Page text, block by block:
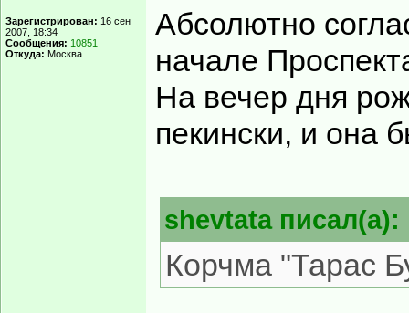
Зарегистрирован: 16 сен
2007, 18:34
Сообщения: 10851
Откуда: Москва
Абсолютно
начале
На вечер дня
пекински, и она
shevtata писал(а):
Корчма "Тарас